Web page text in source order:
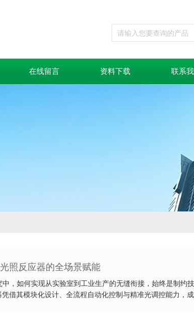
在线留言 资料下载 联系
照反应器的全场景赋能
，如何实现从实验室到工业生产的无缝衔接，始终是制约
借其模块化设计、全流程自动化控制与精准光调控能力，